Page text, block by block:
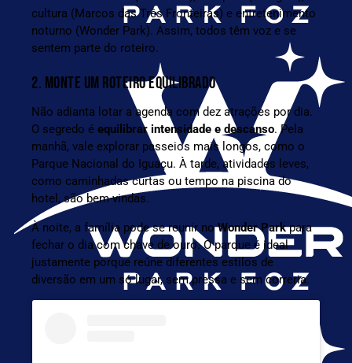
cultura (Marcos das Três Fronteiras) e entretenimento
noturno (Wonder Park). Assim, todos têm voz e se
sentem parte do roteiro.
2. MONTE UM ROTEIRO EQUILIBRADO
Não adianta lotar a agenda com dez atrações por dia.
O segredo é equilibrar intensidade e descanso. Pela
manhã, vale explorar passeios mais longos, como o
Parque Nacional do Iguaçu. À tarde, atividades leves,
como caminhadas curtas ou tempo na piscina do
hotel, são bem-vindas.
À noite, a família pode se reunir noWonder Parkpara
fechar o dia com chave de ouro. O parque é ideal
justamente porque reúne diferentes estilos de
diversão em um só lugar, sem pressa e sem correria.